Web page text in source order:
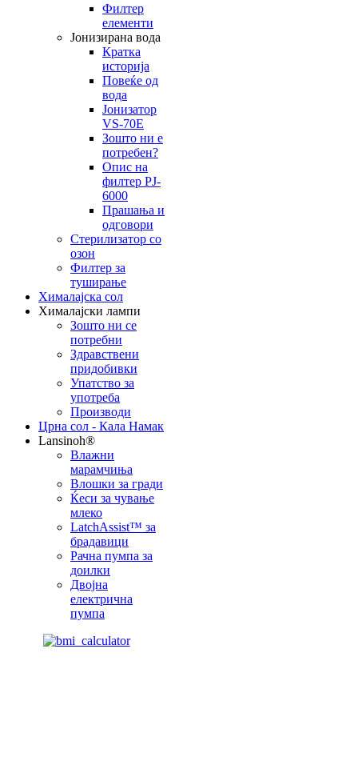
Филтер
елементи
Јонизирана вода
Кратка
историја
Повеќе од
вода
Јонизатор
VS-70E
Зошто ни е
потребен?
Опис на
филтер PJ-
6000
Прашања и
одговори
Стерилизатор со
озон
Филтер за
туширање
Хималајска сол
Хималајски лампи
Зошто ни се
потребни
Здравствени
придобивки
Упатство за
употреба
Производи
Црна сол - Кала Намак
Lansinoh®
Влажни
марамчиња
Влошки за гради
Ќеси за чување
млеко
LatchAssist™ за
брадавици
Рачна пумпа за
доилки
Двојна
електрична
пумпа